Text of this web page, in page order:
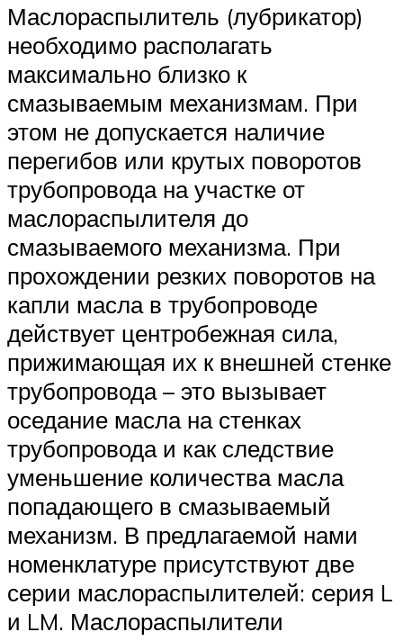
Маслораспылитель (лубрикатор)
необходимо располагать
максимально близко к
смазываемым механизмам. При
этом не допускается наличие
перегибов или крутых поворотов
трубопровода на участке от
маслораспылителя до
смазываемого механизма. При
прохождении резких поворотов на
капли масла в трубопроводе
действует центробежная сила,
прижимающая их к внешней стенке
трубопровода – это вызывает
оседание масла на стенках
трубопровода и как следствие
уменьшение количества масла
попадающего в смазываемый
механизм. В предлагаемой нами
номенклатуре присутствуют две
серии маслораспылителей: серия L
и LM. Маслораспылители